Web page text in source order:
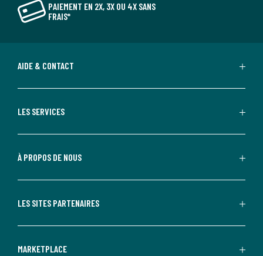
PAIEMENT EN 2X, 3X OU 4X SANS
FRAIS*
AIDE & CONTACT
LES SERVICES
À PROPOS DE NOUS
LES SITES PARTENAIRES
MARKETPLACE